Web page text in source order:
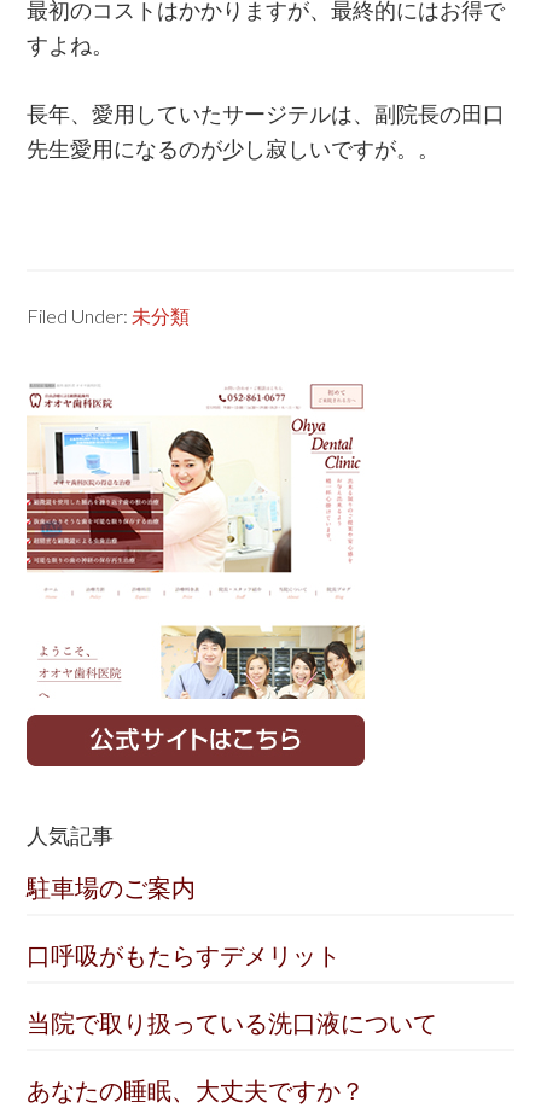
最初のコストはかかりますが、最終的にはお得で
すよね。
長年、愛用していたサージテルは、副院長の田口
先生愛用になるのが少し寂しいですが。。
Filed Under: 未分類
Primary
Sidebar
人気記事
駐車場のご案内
口呼吸がもたらすデメリット
当院で取り扱っている洗口液について
あなたの睡眠、大丈夫ですか？